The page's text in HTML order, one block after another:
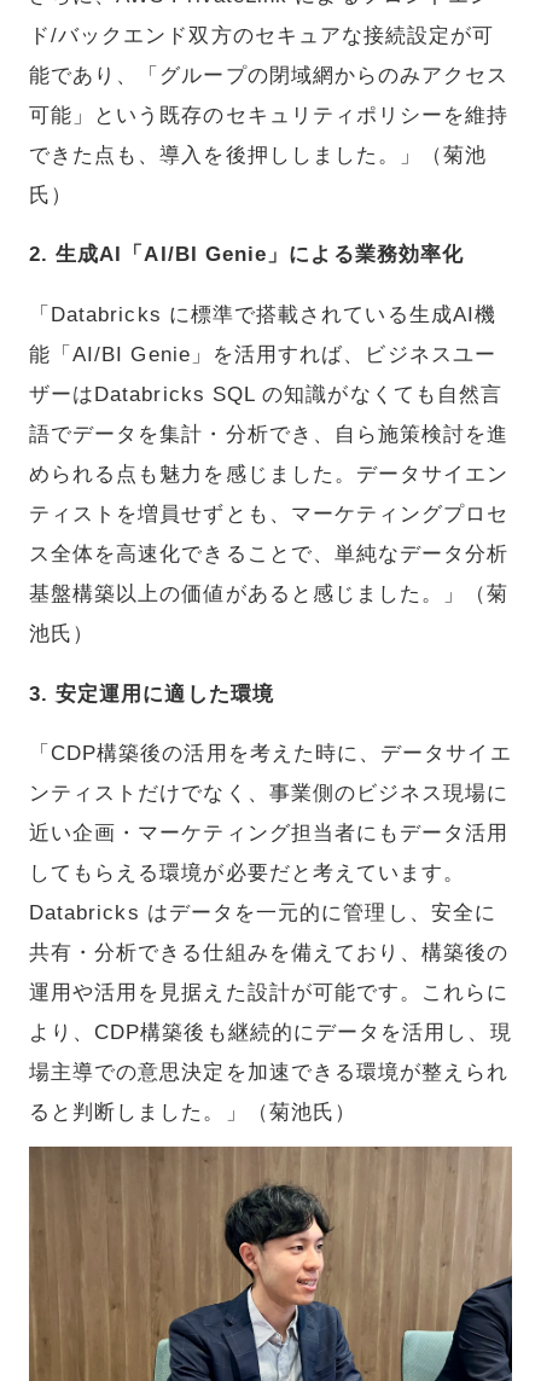
ド/バックエンド双方のセキュアな接続設定が可
能であり、「グループの閉域網からのみアクセス
可能」という既存のセキュリティポリシーを維持
できた点も、導入を後押ししました。」（菊池
氏）
2. 生成AI「AI/BI Genie」による業務効率化
「Databricks に標準で搭載されている生成AI機
能「AI/BI Genie」を活用すれば、ビジネスユー
ザーはDatabricks SQL の知識がなくても自然言
語でデータを集計・分析でき、自ら施策検討を進
められる点も魅力を感じました。データサイエン
ティストを増員せずとも、マーケティングプロセ
ス全体を高速化できることで、単純なデータ分析
基盤構築以上の価値があると感じました。」（菊
池氏）
3. 安定運用に適した環境
「CDP構築後の活用を考えた時に、データサイエ
ンティストだけでなく、事業側のビジネス現場に
近い企画・マーケティング担当者にもデータ活用
してもらえる環境が必要だと考えています。
Databricks はデータを一元的に管理し、安全に
共有・分析できる仕組みを備えており、構築後の
運用や活用を見据えた設計が可能です。これらに
より、CDP構築後も継続的にデータを活用し、現
場主導での意思決定を加速できる環境が整えられ
ると判断しました。」（菊池氏）